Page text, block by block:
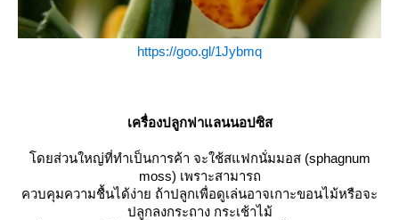
https://goo.gl/1Jybmq
เครื่องปลูกฟาแลนนอปซิส
ดยส่วนใหญ่ที่ทำเป็นการค้า จะใช้สแฟกนั่มมอส (sphagnum
moss) เพราะสามารถ
ควบคุมความชื้นได้ง่าย ถ้าปลูกเพื่อดูเล่นอาจเกาะขอนไม้หรือจะ
ปลูกลงกระถาง กระเช้าไม้